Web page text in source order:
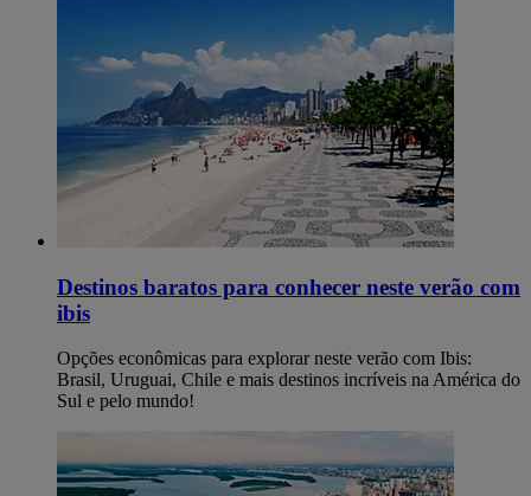
Destinos baratos para conhecer neste verão​ com
ibis
Opções econômicas para explorar neste verão com Ibis:
Brasil, Uruguai, Chile e mais destinos incríveis na América do
Sul e pelo mundo!